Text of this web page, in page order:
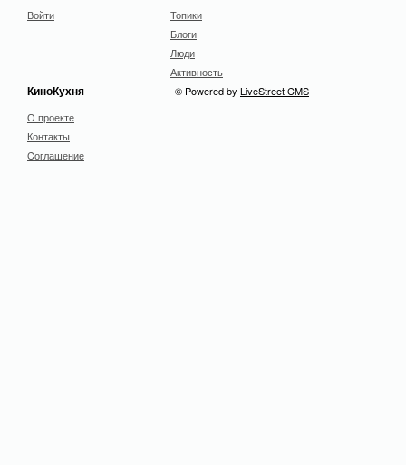
Войти
Топики
Блоги
Люди
Активность
КиноКухня
О проекте
Контакты
Cоглашение
© Powered by LiveStreet CMS